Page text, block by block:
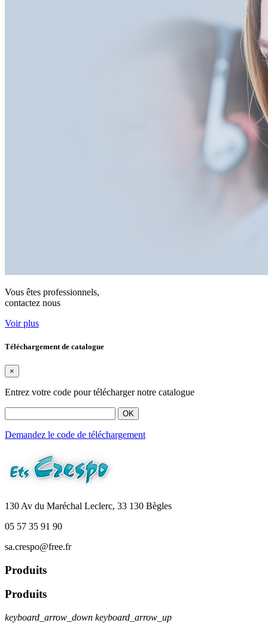
Vous êtes professionnels,
contactez nous
Voir plus
Téléchargement de catalogue
×
Entrez votre code pour télécharger notre catalogue
OK
Demandez le code de téléchargement
130 Av du Maréchal Leclerc, 33 130 Bègles
05 57 35 91 90
sa.crespo@free.fr
Produits
Produits
keyboard_arrow_down keyboard_arrow_up